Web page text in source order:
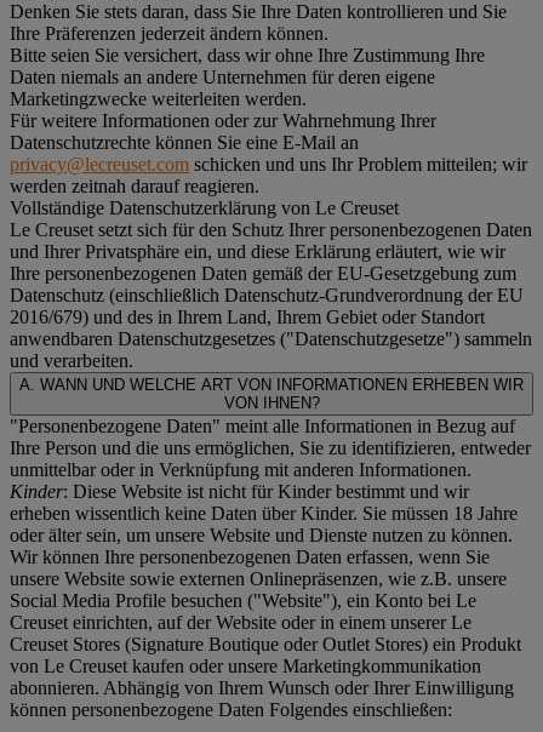
Denken Sie stets daran, dass Sie Ihre Daten kontrollieren und Sie
Ihre Präferenzen jederzeit ändern können.
Bitte seien Sie versichert, dass wir ohne Ihre Zustimmung Ihre
Daten niemals an andere Unternehmen für deren eigene
Marketingzwecke weiterleiten werden.
Für weitere Informationen oder zur Wahrnehmung Ihrer
Datenschutzrechte können Sie eine E-Mail an
privacy@lecreuset.com schicken und uns Ihr Problem mitteilen; wir
werden zeitnah darauf reagieren.
Vollständige Datenschutzerklärung von Le Creuset
Le Creuset setzt sich für den Schutz Ihrer personenbezogenen Daten
und Ihrer Privatsphäre ein, und diese Erklärung erläutert, wie wir
Ihre personenbezogenen Daten gemäß der EU-Gesetzgebung zum
Datenschutz (einschließlich Datenschutz-Grundverordnung der EU
2016/679) und des in Ihrem Land, Ihrem Gebiet oder Standort
anwendbaren Datenschutzgesetzes ("Datenschutzgesetze") sammeln
und verarbeiten.
A. WANN UND WELCHE ART VON INFORMATIONEN ERHEBEN WIR
VON IHNEN?
"Personenbezogene Daten" meint alle Informationen in Bezug auf
Ihre Person und die uns ermöglichen, Sie zu identifizieren, entweder
unmittelbar oder in Verknüpfung mit anderen Informationen.
Kinder: Diese Website ist nicht für Kinder bestimmt und wir
erheben wissentlich keine Daten über Kinder. Sie müssen 18 Jahre
oder älter sein, um unsere Website und Dienste nutzen zu können.
Wir können Ihre personenbezogenen Daten erfassen, wenn Sie
unsere Website sowie externen Onlinepräsenzen, wie z.B. unsere
Social Media Profile besuchen ("Website"), ein Konto bei Le
Creuset einrichten, auf der Website oder in einem unserer Le
Creuset Stores (Signature Boutique oder Outlet Stores) ein Produkt
von Le Creuset kaufen oder unsere Marketingkommunikation
abonnieren. Abhängig von Ihrem Wunsch oder Ihrer Einwilligung
können personenbezogene Daten Folgendes einschließen: